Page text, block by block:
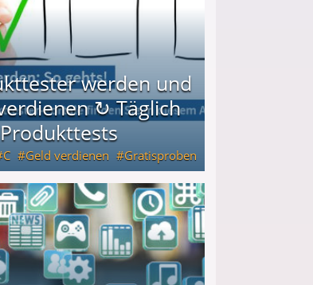
werden und
↻ Täglich
C Geld verdienen Gratisproben
Produkttests